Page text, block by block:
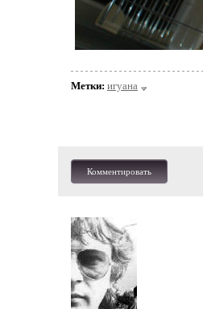
Метки: игуана
Комментировать